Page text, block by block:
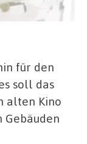
für den
soll das
alten Kino
Gebäuden